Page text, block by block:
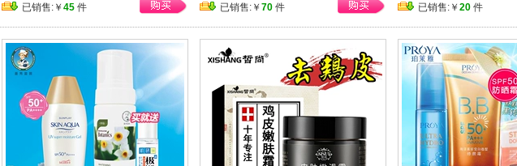
已销售:￥ 45 件
已销售:￥ 70 件
已销售:￥ 20 件